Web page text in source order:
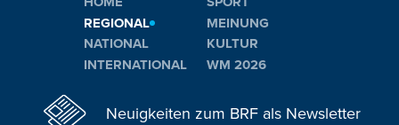
REGIONAL
NATIONAL
INTERNATIONAL
MEINUNG
KULTUR
WM 2026
Neuigkeiten zum BRF als Newsletter